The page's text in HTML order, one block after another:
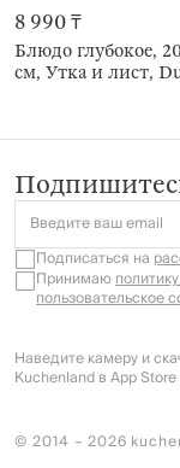
8 990 ₸
Блюдо глубокое,
см, Утка и лист,
Введите ваш email
Подписаться на
Принимаю
пользовательское
Наведите камеру и
Kuchenland в App
© 2014 – 2026